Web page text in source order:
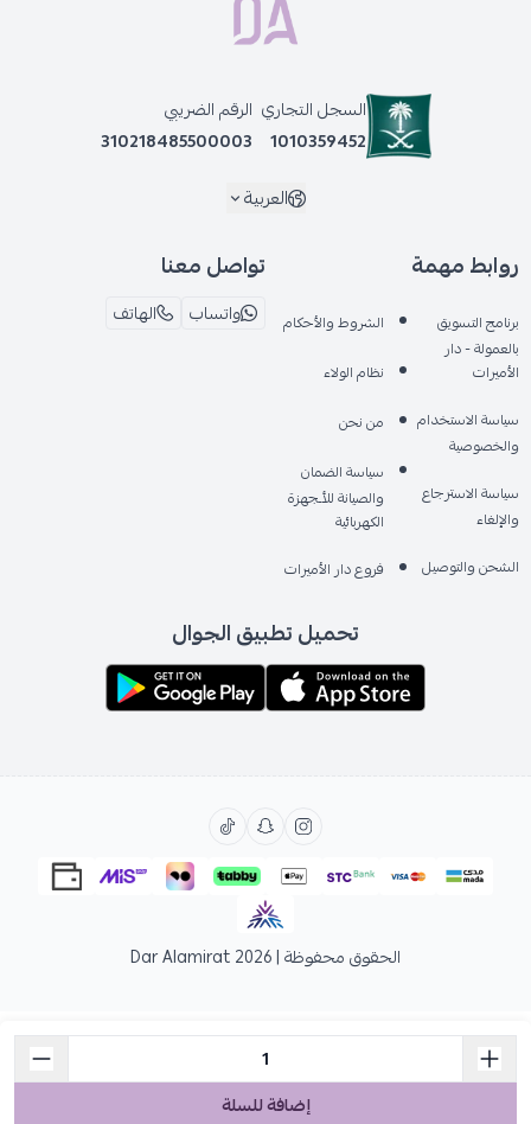
إضافة للسلة
السجل التجاري
1010359452
الرقم الضريبي
310218485500003
العربية
روابط مهمة
برنامج التسويق
بالعمولة - دار
الأميرات
سياسة الاستخدام
والخصوصية
سياسة الاسترجاع
والإلغاء
الشحن والتوصيل
الشروط والأحكام
نظام الولاء
من نحن
سياسة الضمان
والصيانة للأـجهزة
الكهربائية
فروع دار الأميرات
تواصل معنا
واتساب الهاتف
تحميل تطبيق الجوال
الحقوق محفوظة | 2026 Dar Alamirat